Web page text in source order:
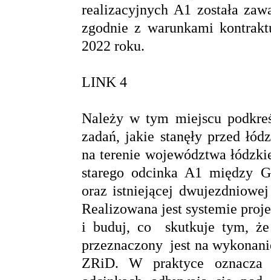
realizacyjnych A1 została
zgodnie z warunkami
2022 roku.
LINK 4
Należy w tym miejscu
zadań, jakie stanęły przed
na terenie województwa
starego odcinka A1 między
oraz istniejącej
Realizowana jest systemie
i buduj, co skutkuje tym, że
przeznaczony jest na
ZRiD. W praktyce